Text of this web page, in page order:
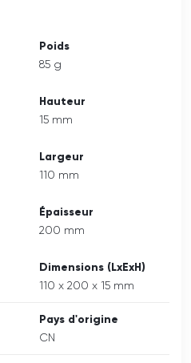
Poids
85 g
Hauteur
15 mm
Largeur
110 mm
Épaisseur
200 mm
Dimensions (LxExH)
110 x 200 x 15 mm
Pays d'origine
CN